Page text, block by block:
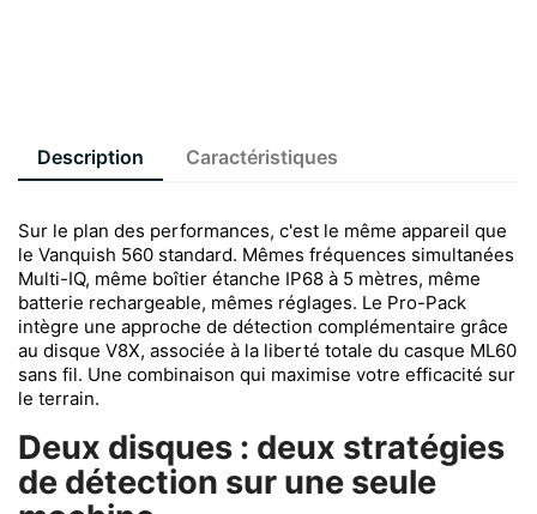
Description Caractéristiques
Sur le plan des performances, c'est le même appareil que
le Vanquish 560 standard. Mêmes fréquences simultanées
Multi-IQ, même boîtier étanche IP68 à 5 mètres, même
batterie rechargeable, mêmes réglages. Le Pro-Pack
intègre une approche de détection complémentaire grâce
au disque V8X, associée à la liberté totale du casque ML60
sans fil. Une combinaison qui maximise votre efficacité sur
le terrain.
Deux disques : deux stratégies
de détection sur une seule